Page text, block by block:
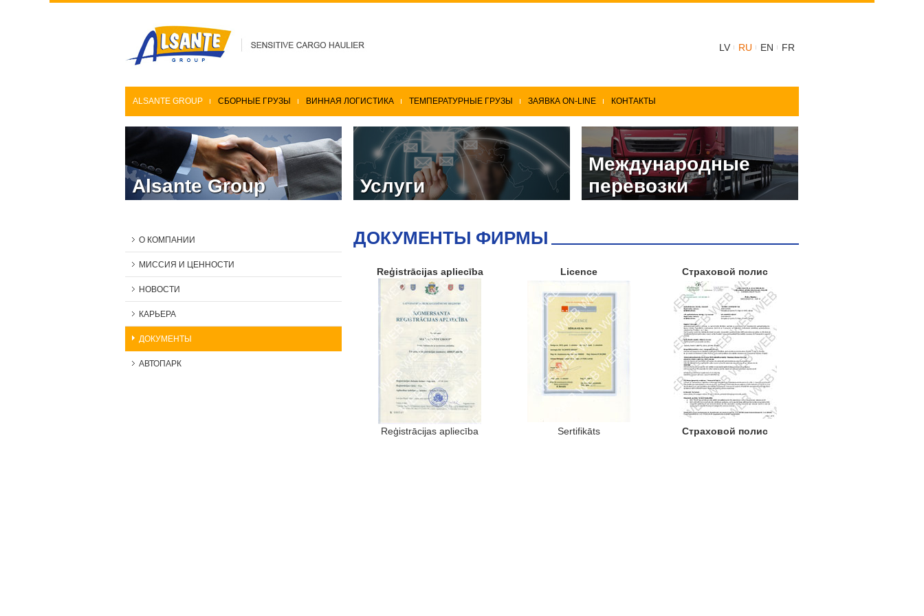
LV RU EN FR
ALSANTE GROUP СБОРНЫЕ ГРУЗЫ ВИННАЯ ЛОГИСТИКА ТЕМПЕРАТУРНЫЕ ГРУЗЫ ЗАЯВКА ON-LINE КОНТАКТЫ
Alsante Group Услуги
Международные
перевозки
О КОМПАНИИ
МИССИЯ И ЦЕННОСТИ
НОВОСТИ
КАРЬЕРА
ДОКУМЕНТЫ
АВТОПАРК
ДОКУМЕНТЫ ФИРМЫ
Reģistrācijas apliecība Licence Страховой полис
Reģistrācijas apliecība Sertifikāts Страховой полис